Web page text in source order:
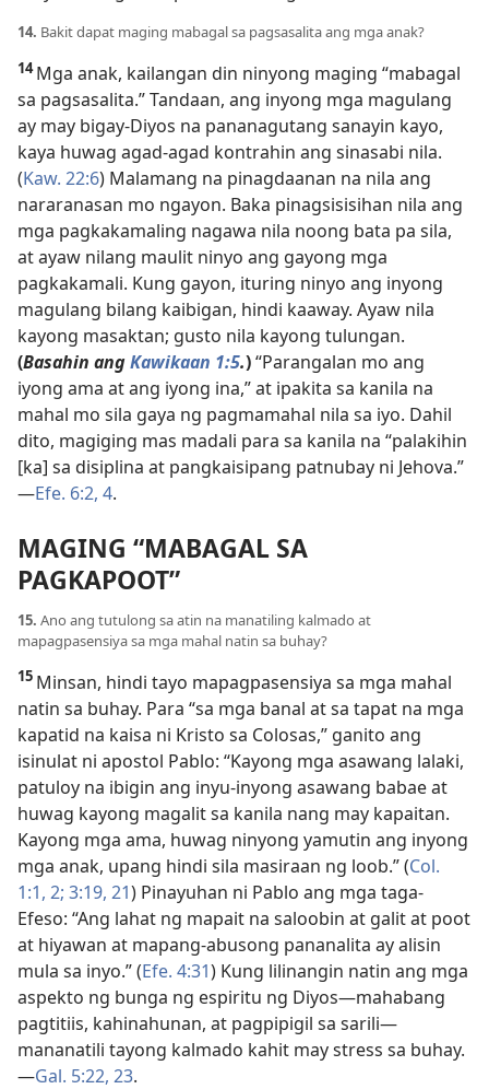
14. Bakit dapat maging mabagal sa pagsasalita ang mga anak?
14Mga anak, kailangan din ninyong maging “mabagal
sa pagsasalita.” Tandaan, ang inyong mga magulang
ay may bigay-Diyos na pananagutang sanayin kayo,
kaya huwag agad-agad kontrahin ang sinasabi nila.
(Kaw. 22:6) Malamang na pinagdaanan na nila ang
nararanasan mo ngayon. Baka pinagsisisihan nila ang
mga pagkakamaling nagawa nila noong bata pa sila,
at ayaw nilang maulit ninyo ang gayong mga
pagkakamali. Kung gayon, ituring ninyo ang inyong
magulang bilang kaibigan, hindi kaaway. Ayaw nila
kayong masaktan; gusto nila kayong tulungan.
(Basahin angKawikaan 1:5.)“Parangalan mo ang
iyong ama at ang iyong ina,” at ipakita sa kanila na
mahal mo sila gaya ng pagmamahal nila sa iyo. Dahil
dito, magiging mas madali para sa kanila na “palakihin
[ka] sa disiplina at pangkaisipang patnubay ni Jehova.”
—Efe. 6:2, 4.
MAGING “MABAGAL SA
PAGKAPOOT”
15. Ano ang tutulong sa atin na manatiling kalmado at
mapagpasensiya sa mga mahal natin sa buhay?
15 Minsan, hindi tayo mapagpasensiya sa mga mahal
natin sa buhay. Para “sa mga banal at sa tapat na mga
kapatid na kaisa ni Kristo sa Colosas,” ganito ang
isinulat ni apostol Pablo: “Kayong mga asawang lalaki,
patuloy na ibigin ang inyu-inyong asawang babae at
huwag kayong magalit sa kanila nang may kapaitan.
Kayong mga ama, huwag ninyong yamutin ang inyong
mga anak, upang hindi sila masiraan ng loob.” (Col.
1:1, 2; 3:19, 21) Pinayuhan ni Pablo ang mga taga-
Efeso: “Ang lahat ng mapait na saloobin at galit at poot
at hiyawan at mapang-abusong pananalita ay alisin
mula sa inyo.” (Efe. 4:31) Kung lilinangin natin ang mga
aspekto ng bunga ng espiritu ng Diyos—mahabang
pagtitiis, kahinahunan, at pagpipigil sa sarili—
mananatili tayong kalmado kahit may stress sa buhay.
—Gal. 5:22, 23.